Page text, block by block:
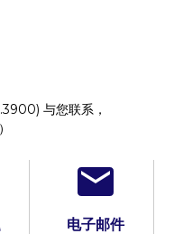
与您联系，
电子邮件